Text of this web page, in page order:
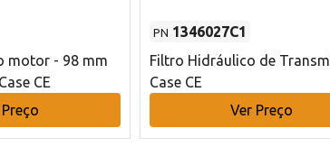
motor - 98 mm
CE
PN 1346027C1
Filtro Hidráulico de
Case CE
Ver Preço